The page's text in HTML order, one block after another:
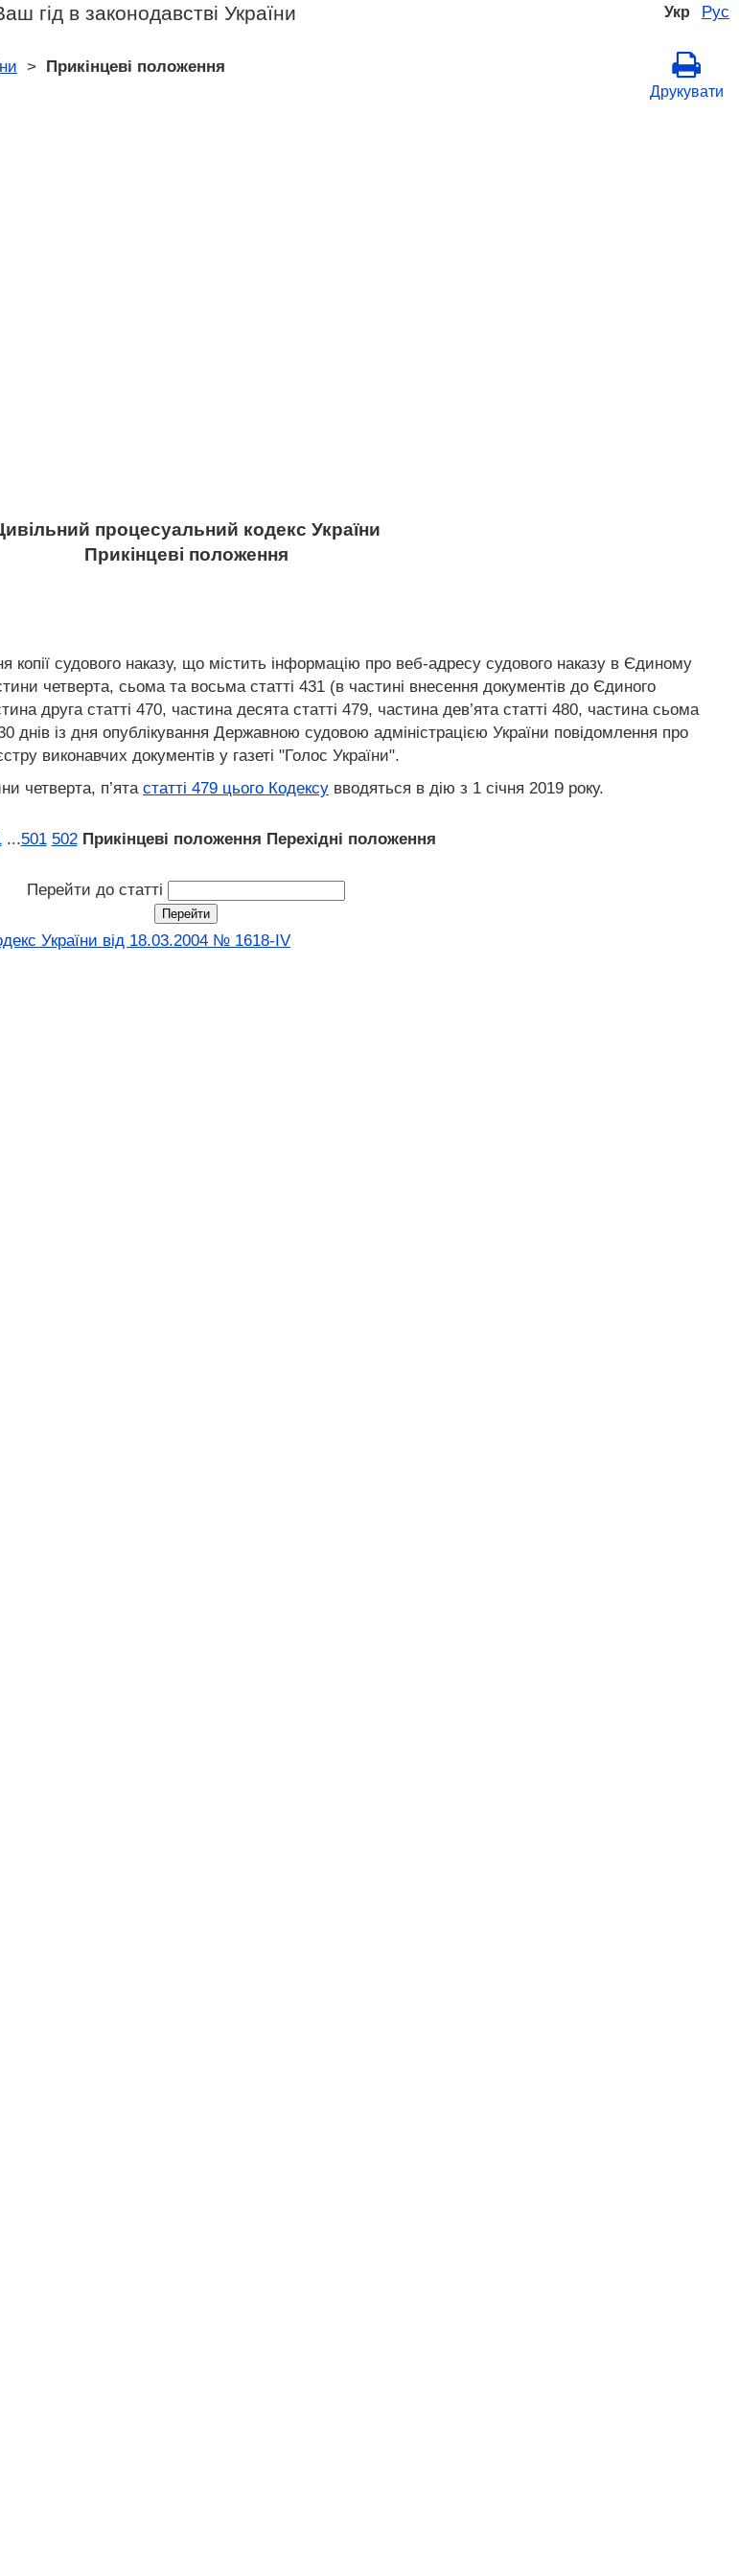
Укр Рус
гід в законодавстві України
> Прикінцеві положення
Друкувати
процесуальний кодекс України
Прикінцеві положення
копії судового наказу, що містить інформацію про веб-адресу судового наказу в Єдиному
четверта, сьома та восьма статті 431 (в частині внесення документів до Єдиного
друга статті 470, частина десята статті 479, частина дев’ята статті 480, частина сьома
днів із дня опублікування Державною судовою адміністрацією України повідомлення про
виконавчих документів у газеті "Голос України".
четверта, п’ята статті 479 цього Кодексу вводяться в дію з 1 січня 2019 року.
...501 502 Прикінцеві положення Перехідні положення
Перейти до статті
України від 18.03.2004 № 1618-IV